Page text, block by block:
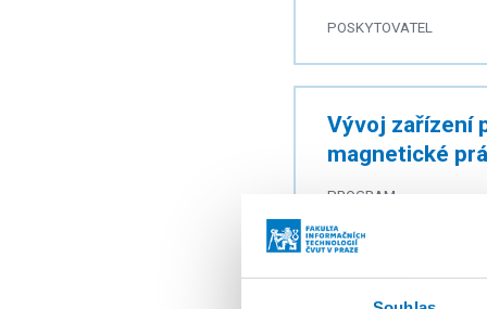
POSKYTOVATEL
Vývoj zařízení
magnetické
PROGRAM
POSKYTOVATEL